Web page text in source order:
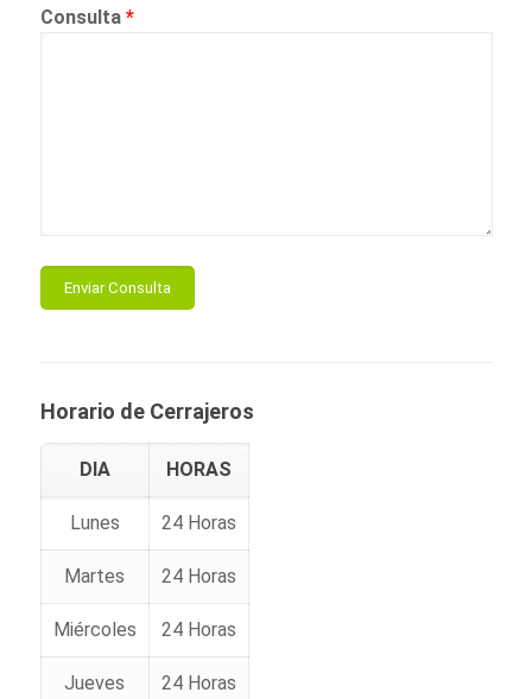
Consulta *
Horario de Cerrajeros
DIA HORAS
Lunes 24 Horas
Martes 24 Horas
Miércoles 24 Horas
Jueves 24 Horas